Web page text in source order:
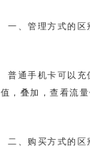
一、管理方式的区
普通手机卡可以
，叠加，查看流量
二、购买方式的区